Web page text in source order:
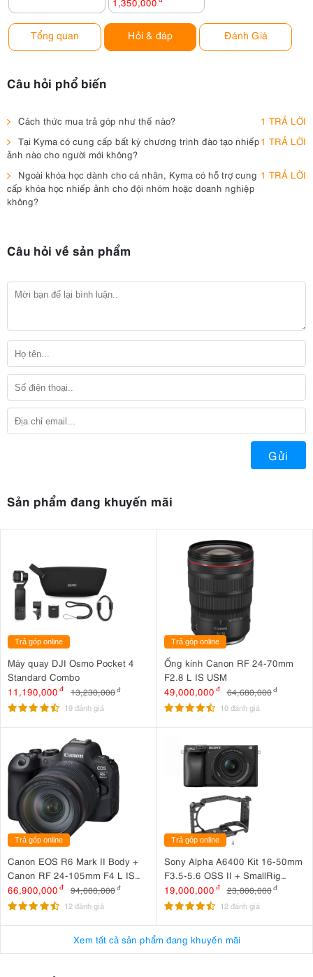
Tổng quan Hỏi & đáp Đánh Giá
Câu hỏi phổ biến
Cách thức mua trả góp như thế nào?
1 TRẢ LỜI
Tại Kyma có cung cấp bất kỳ chương trình đào tạo nhiếp
ảnh nào cho người mới không?
1 TRẢ LỜI
Ngoài khóa học dành cho cá nhân, Kyma có hỗ trợ cung
cấp khóa học nhiếp ảnh cho đội nhóm hoặc doanh nghiệp
không?
1 TRẢ LỜI
Câu hỏi về sản phẩm
Gửi
Sản phẩm đang khuyến mãi
Trả góp online
Máy quay DJI Osmo Pocket 4
Standard Combo
11,190,000 đ 13,230,000đ
19 đánh giá
Trả góp online
Ống kính Canon RF 24-70mm
F2.8 L IS USM
49,000,000 đ 64,680,000 đ
10 đánh giá
Trả góp online
Canon EOS R6 Mark II Body +
Canon RF 24-105mm F4 L IS
USM
66,900,000 đ 94,000,000đ
12 đánh giá
Trả góp online
Sony Alpha A6400 Kit 16-50mm
F3.5-5.6 OSS II + SmallRig
Cage for Sony A6500, A6400,
A6300, A6100 CCS2310C
19,000,000 đ 23,000,000 đ
12 đánh giá
Xem tất cả sản phẩm đang khuyến mãi